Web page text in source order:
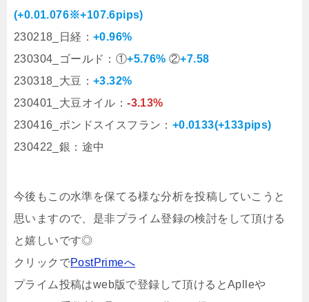
(+0.01.076※+107.6pips)
230218_日経： +0.96%
230304_ゴールド：①+5.76% ②+7.58
230318_大豆： +3.32%
230401_大豆オイル：-3.13%
230416_ポンドスイスフラン： +0.0133(+133pips)
230422_銀：途中
今後もこの水準を保てる様な分析を投稿していこうと
思いますので、是非プライム登録の検討をして頂ける
と嬉しいです◎
クリックでPostPrimeへ
プライム投稿はweb版で登録して頂けるとAplleや